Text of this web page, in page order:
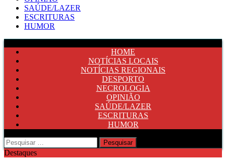
SAÚDE/LAZER
ESCRITURAS
HUMOR
HOME
NOTÍCIAS LOCAIS
NOTÍCIAS REGIONAIS
DESPORTO
NECROLOGIA
OPINIÃO
SAÚDE/LAZER
ESCRITURAS
HUMOR
Pesquisar
por:
Destaques